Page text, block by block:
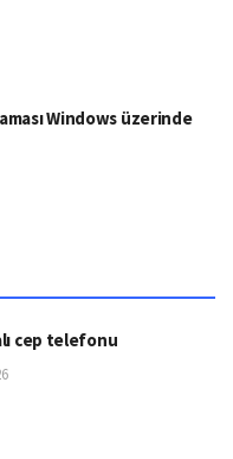
Windows üzerinde
cep telefonu